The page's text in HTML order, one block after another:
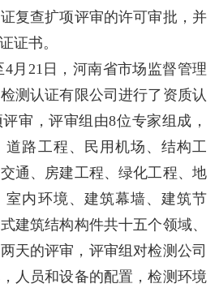
复查扩项评审的许可审批，并
证书。
4月21日，河南省市场监督管理
测认证有限公司进行了资质认
审，评审组由8位专家组成，
道路工程、民用机场、结构工
通、房建工程、绿化工程、地
室内环境、建筑幕墙、建筑节
建筑结构构件共十五个领域、
天的评审，评审组对检测公司
人员和设备的配置，检测环境